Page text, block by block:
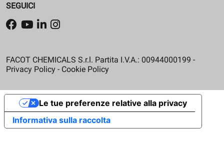
SEGUICI
FACOT CHEMICALS S.r.l. Partita I.V.A.: 00944000199 -
Privacy Policy - Cookie Policy
Informativa sulla raccolta
Le tue preferenze relative alla privacy